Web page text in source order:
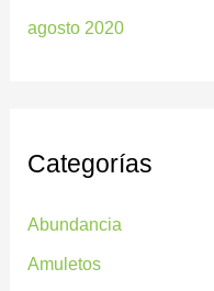
agosto 2020
Categorías
Abundancia
Amuletos